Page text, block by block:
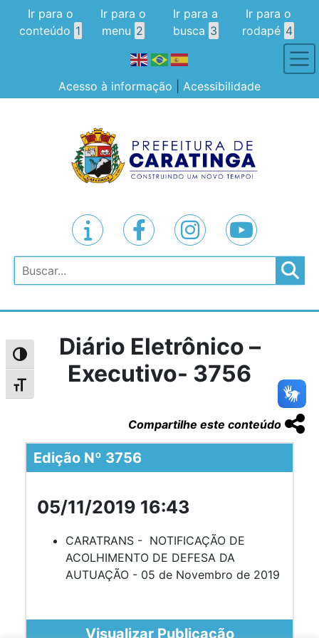
Alternar alto contraste
Alternar tamanho da fonte
Ir para o
conteúdo 1
Ir para o
menu 2
Ir para a
busca 3
Ir para o
rodapé 4
Acesso à informação Acessibilidade
Pesquisar
Diário Eletrônico –
Executivo- 3756
Compartilhe este conteúdo
Edição Nº 3756
05/11/2019 16:43
CARATRANS - NOTIFICAÇÃO DE
ACOLHIMENTO DE DEFESA DA
AUTUAÇÃO - 05 de Novembro de 2019
Visualizar Publicação